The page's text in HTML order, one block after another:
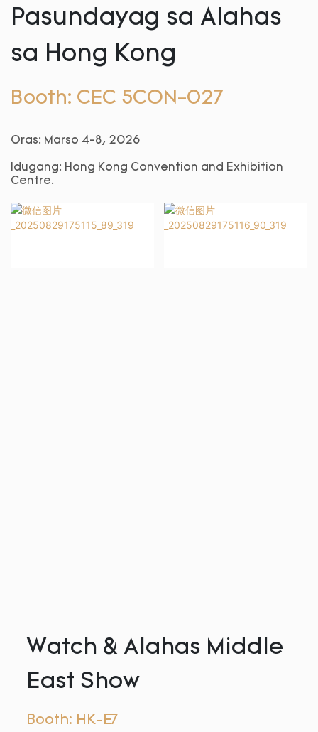
Pasundayag sa Alahas
sa Hong Kong
Booth: CEC 5CON-027
Oras: Marso 4-8, 2026
Idugang: Hong Kong Convention and Exhibition
Centre.
Watch & Alahas Middle
East Show
Booth: HK-E7